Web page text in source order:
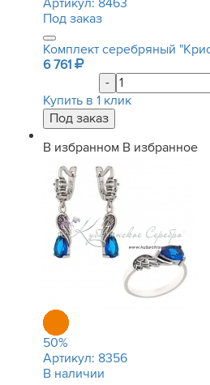
Артикул: 8463
Под заказ
Комплект серебряный
6 761
-
Купить в 1 клик
В избранном В избранное
50%
Артикул: 8356
В наличии